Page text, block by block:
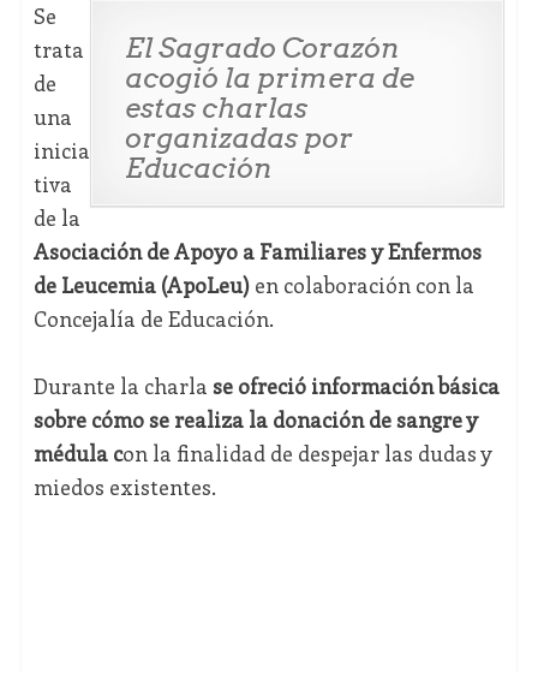
El Sagrado Corazón
acogió la primera de
estas charlas
organizadas por
Educación
Se
trata
de
una
inicia
tiva
de la
Asociación de Apoyo a Familiares y Enfermos
de Leucemia (ApoLeu)en colaboración con la
Concejalía de Educación.
Durante la charla se ofreció información básica
sobre cómo se realiza la donación de sangre y
médula con la finalidad de despejar las dudas y
miedos existentes.